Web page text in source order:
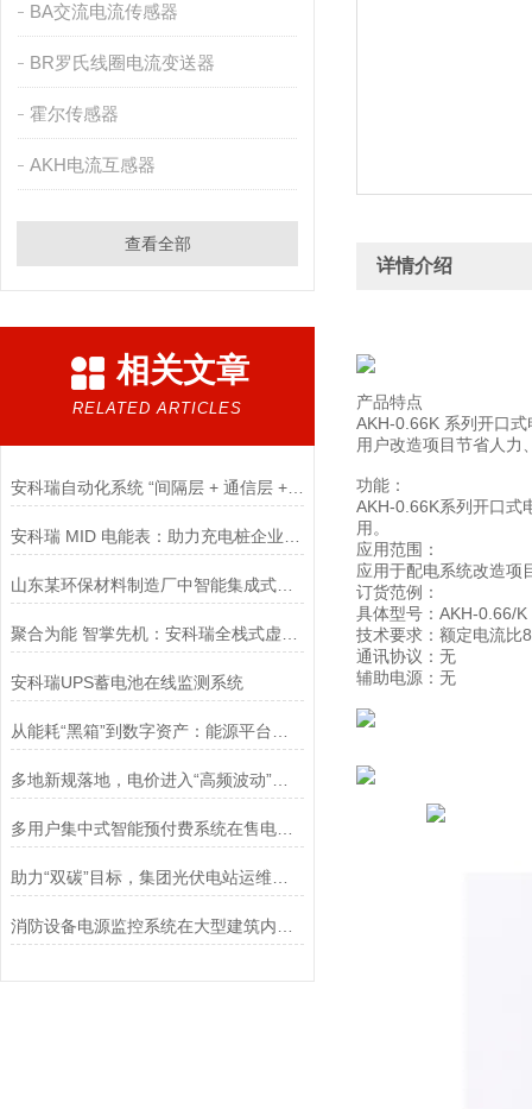
BA交流电流传感器
BR罗氏线圈电流变送器
霍尔传感器
AKH电流互感器
查看全部
相关文章
RELATED ARTICLES
安科瑞自动化系统 “间隔层 + 通信层 + 站控层” 解析
山东某环保材料制造厂中智能集成式电力电容器的应用
安科瑞UPS蓄电池在线监测系统
多地新规落地，电价进入“高频波动”时代：你的电表还能跟得上吗？
多用户集中式智能预付费系统在售电的应用趋势
详情介绍
产品特点
AKH-0.66K 系列开口
用户改造项目节省人力
功能：
AKH-0.66K系列开口式
用。
应用范围：
应用于配电系统改造项
订货范例：
具体型号：AKH-0.66/
技术要求：额定电流比
通讯协议：无
辅助电源：无